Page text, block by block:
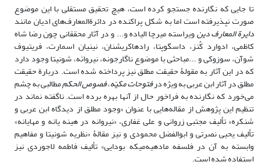
تا جایی که نگارنده جستجو کرده است، هیچ تحقیق مستقلی با این موضوع
صورت نپذیرفته است اما به شکل پراکنده در دائرة‌المعارف‌های ادیان مانند
دایرة المعارفدینویراسته میرچا الیاده و... و در آثار محققانی چون رضا شاه
کاظمی، ادوارد کُنز، داسگوپتا، رادهاکریشنان، نینیان اسمارت، فریتیوف
شوآن، سوزوکی و ...مباحثی با موضوع ناگارجونه، نیروانَه، شونیتا وجود دارد
که در این آثار به مقولۀ حقیقت مطلق نیز پرداخته شده است. دربارة حقیقت
مطلق در آثار ابن عربی به ویژه درفتوحات مکیّه،فصوص الحکممطالبی به چشم
‌می‌خورد که نگارنده به فراخور حال از آنها بهره برده است. ناگفته نماند در
تنظیم این پژوهش از مقاله‌هایی با عنوان «وجود مطلق از دیدگاه ابن عربی و
شنکره» تألیف مجتبی زروانی و علی غفاری، «نیروانه در هینه یانه و مهایانه»
تألیف یحیی نصرتی و ابوالفضل محمودی و نیز مقالۀ «نظریه شونیتا و مفاهیم
وابسته به آن در فلسفه مادهیه‌میکه بودایی» تألیف فاطمه لاجوردی نیز
استفاده شده است.